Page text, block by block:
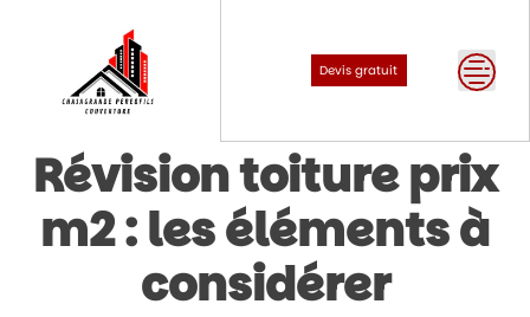
Devis gratuit
Révision toiture prix
m2 : les éléments à
considérer